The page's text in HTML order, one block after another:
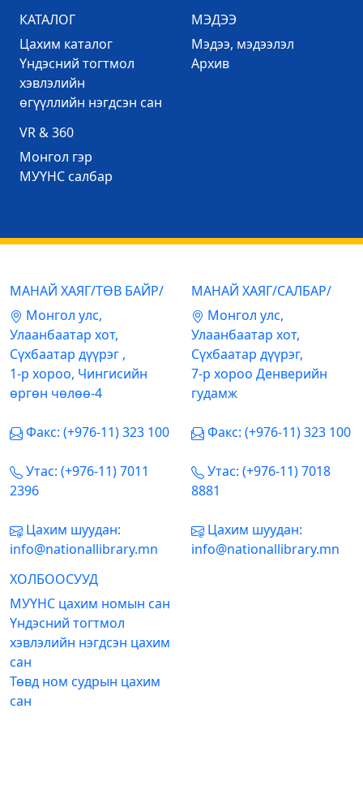
КАТАЛОГ
Цахим каталог
Үндэсний тогтмол
хэвлэлийн
өгүүллийн нэгдсэн сан
МЭДЭЭ
Mэдээ, мэдээлэл
Архив
VR & 360
Mонгол гэр
МУҮНС салбар
МАНАЙ ХАЯГ/ТӨВ БАЙР/
Mонгол улс,
Улаанбаатар хот,
Сүхбаатар дүүрэг ,
1-р хороо, Чингисийн
өргөн чөлөө-4
Факс: (+976-11) 323 100
Утас: (+976-11) 7011
2396
Цахим шуудан:
info@nationallibrary.mn
МАНАЙ ХАЯГ/САЛБАР/
Mонгол улс,
Улаанбаатар хот,
Сүхбаатар дүүрэг,
7-р хороо Денверийн
гудамж
Факс: (+976-11) 323 100
Утас: (+976-11) 7018
8881
Цахим шуудан:
info@nationallibrary.mn
ХОЛБООСУУД
МУҮНС цахим номын сан
Үндэсний тогтмол
хэвлэлийн нэгдсэн цахим
сан
Төвд ном судрын цахим
сан